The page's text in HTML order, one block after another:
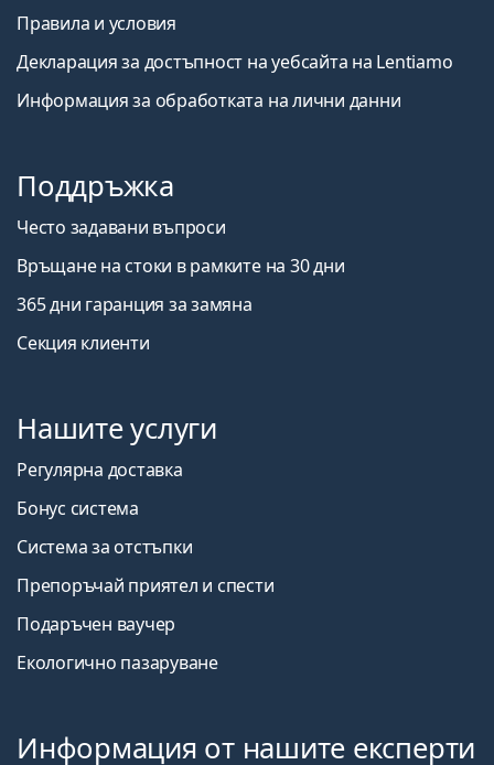
Правила и условия
Декларация за достъпност на уебсайта на Lentiamo
Информация за обработката на лични данни
Поддръжка
Често задавани въпроси
Връщане на стоки в рамките на 30 дни
365 дни гаранция за замяна
Секция клиенти
Нашите услуги
Регулярна доставка
Бонус система
Система за отстъпки
Препоръчай приятел и спести
Подаръчен ваучер
Екологично пазаруване
Информация от нашите експерти